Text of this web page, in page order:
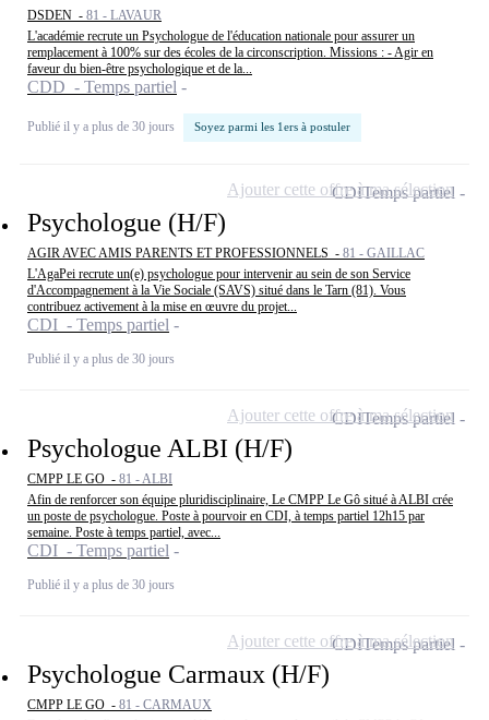
DSDEN - 81 - LAVAUR
L'académie recrute un Psychologue de l'éducation nationale pour assurer un
remplacement à 100% sur des écoles de la circonscription. Missions : - Agir en
faveur du bien-être psychologique et de la...
CDD - Temps partiel
Publié il y a plus de 30 jours Soyez parmi les 1ers à postuler
Psychologue (H/F)
AGIR AVEC AMIS PARENTS ET PROFESSIONNELS - 81 - GAILLAC
L'AgaPei recrute un(e) psychologue pour intervenir au sein de son Service
d'Accompagnement à la Vie Sociale (SAVS) situé dans le Tarn (81). Vous
contribuez activement à la mise en œuvre du projet...
CDI - Temps partiel
Publié il y a plus de 30 jours
CDITemps partiel
Ajouter cette offre à ma sélection
Psychologue ALBI (H/F)
CMPP LE GO - 81 - ALBI
Afin de renforcer son équipe pluridisciplinaire, Le CMPP Le Gô situé à ALBI crée
un poste de psychologue. Poste à pourvoir en CDI, à temps partiel 12h15 par
semaine. Poste à temps partiel, avec...
CDI - Temps partiel
Publié il y a plus de 30 jours
CDITemps partiel
Ajouter cette offre à ma sélection
Psychologue Carmaux (H/F)
CMPP LE GO - 81 - CARMAUX
CDITemps partiel
Ajouter cette offre à ma sélection